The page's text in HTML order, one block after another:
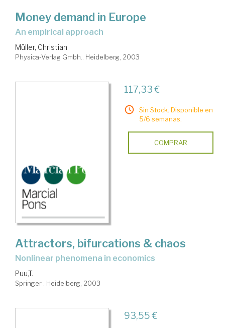
Money demand in Europe
an empirical approach
Müller, Christian
Physica-Verlag Gmbh.. Heidelberg, 2003
117,33 €
Sin Stock. Disponible en
5/6 semanas.
COMPRAR
Attractors, bifurcations & chaos
nonlinear phenomena in economics
Puu,T.
Springer . Heidelberg, 2003
93,55 €